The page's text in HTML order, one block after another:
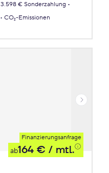
3.598 € Sonderzahlung
CO₂-Emissionen
Finanzierungsanfrage
ab164 € / mtl.